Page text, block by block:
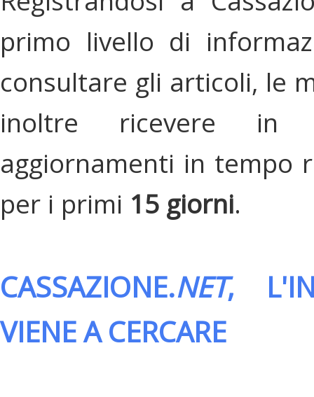
primo livello di
consultare gli articoli, le
inoltre ricevere in
aggiornamenti in tempo
per i primi 15 giorni.
CASSAZIONE.NET,
VIENE A CERCARE